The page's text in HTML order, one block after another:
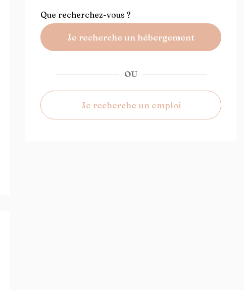
Que recherchez-vous ?
Je recherche un hébergement
OU
Je recherche un emploi